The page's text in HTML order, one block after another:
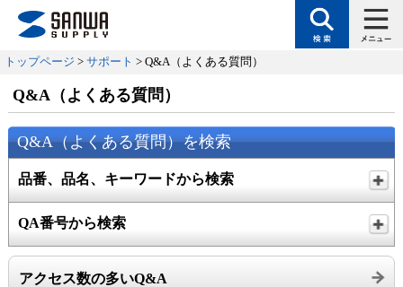
トップページ > サポート > Q&A（よくある質問）
Q&A（よくある質問）
Q&A（よくある質問）を検索
品番、品名、キーワードから検索
QA番号から検索
アクセス数の多いQ&A